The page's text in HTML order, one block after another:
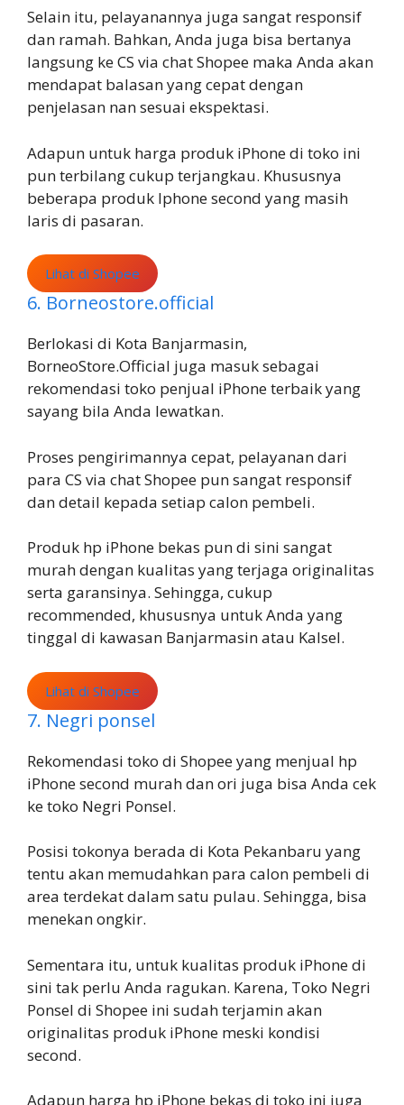
Selain itu, pelayanannya juga sangat responsif
dan ramah. Bahkan, Anda juga bisa bertanya
langsung ke CS via chat Shopee maka Anda akan
mendapat balasan yang cepat dengan
penjelasan nan sesuai ekspektasi.
Adapun untuk harga produk iPhone di toko ini
pun terbilang cukup terjangkau. Khususnya
beberapa produk Iphone second yang masih
laris di pasaran.
Lihat di Shopee
6. Borneostore.official
Berlokasi di Kota Banjarmasin,
BorneoStore.Official juga masuk sebagai
rekomendasi toko penjual iPhone terbaik yang
sayang bila Anda lewatkan.
Proses pengirimannya cepat, pelayanan dari
para CS via chat Shopee pun sangat responsif
dan detail kepada setiap calon pembeli.
Produk hp iPhone bekas pun di sini sangat
murah dengan kualitas yang terjaga originalitas
serta garansinya. Sehingga, cukup
recommended, khususnya untuk Anda yang
tinggal di kawasan Banjarmasin atau Kalsel.
Lihat di Shopee
7. Negri ponsel
Rekomendasi toko di Shopee yang menjual hp
iPhone second murah dan ori juga bisa Anda cek
ke toko Negri Ponsel.
Posisi tokonya berada di Kota Pekanbaru yang
tentu akan memudahkan para calon pembeli di
area terdekat dalam satu pulau. Sehingga, bisa
menekan ongkir.
Sementara itu, untuk kualitas produk iPhone di
sini tak perlu Anda ragukan. Karena, Toko Negri
Ponsel di Shopee ini sudah terjamin akan
originalitas produk iPhone meski kondisi
second.
Adapun harga hp iPhone bekas di toko ini juga